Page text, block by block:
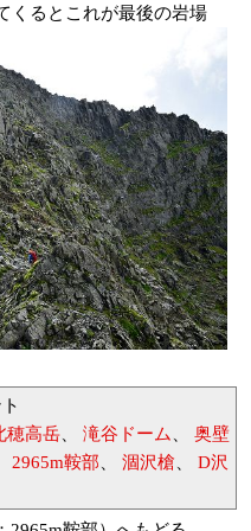
くるとこれが最後の岩場
穂高岳 滝谷ドーム
奥壁
2965m鞍部 涸沢槍
D沢